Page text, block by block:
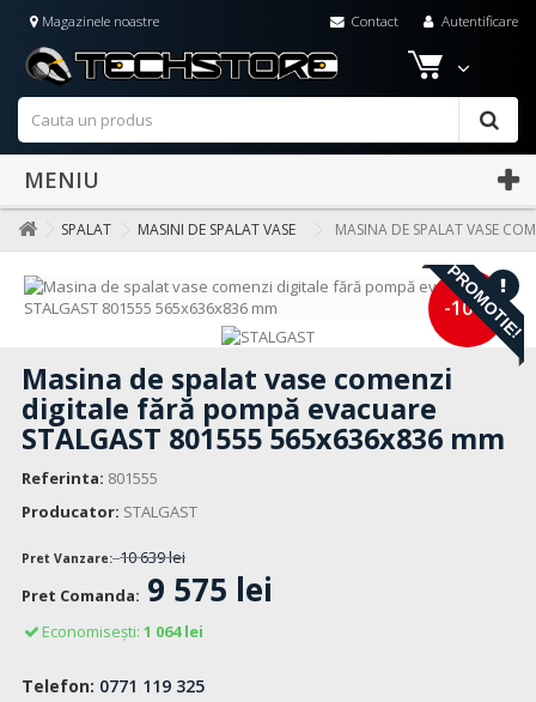
Autentificare
Contact
Magazinele noastre
MENIU
SPALAT MASINI DE SPALAT VASE MASINA DE SPALAT VASE
-10%
PROMOTIE!
Masina de spalat vase comenzi
digitale fără pompă evacuare
STALGAST 801555 565x636x836 mm
Referinta: 801555
Producator: STALGAST
Pret Vanzare: 10 639 lei
Pret Comanda: 9 575 lei
Economisești: 1 064 lei
Telefon: 0771 119 325